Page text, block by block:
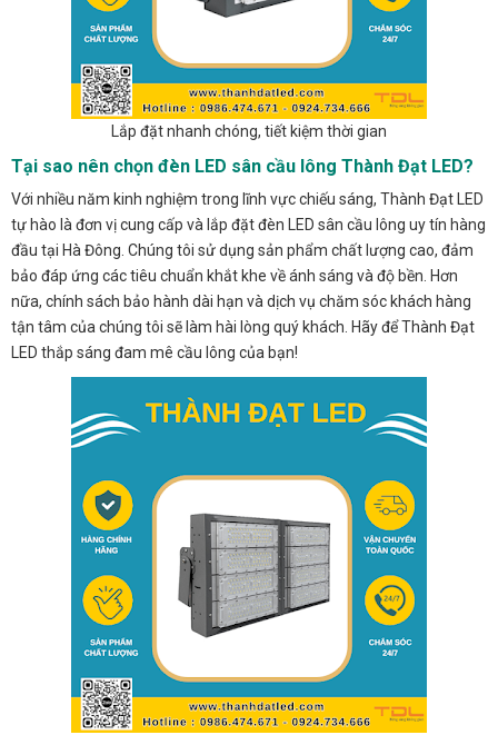
Lắp đặt nhanh chóng, tiết kiệm thời gian
Tại sao nên chọn đèn LED sân cầu lông Thành Đạt LED?
Với nhiều năm kinh nghiệm trong lĩnh vực chiếu sáng, Thành Đạt LED
tự hào là đơn vị cung cấp và lắp đặt đèn LED sân cầu lông uy tín hàng
đầu tại Hà Đông. Chúng tôi sử dụng sản phẩm chất lượng cao, đảm
bảo đáp ứng các tiêu chuẩn khắt khe về ánh sáng và độ bền. Hơn
nữa, chính sách bảo hành dài hạn và dịch vụ chăm sóc khách hàng
tận tâm của chúng tôi sẽ làm hài lòng quý khách. Hãy để Thành Đạt
LED thắp sáng đam mê cầu lông của bạn!